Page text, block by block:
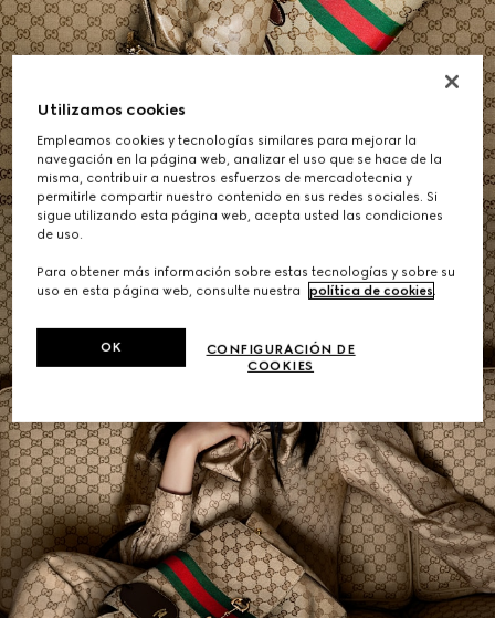
COMPRAR
Utilizamos cookies
Empleamos cookies y tecnologías similares para mejorar la
navegación en la página web, analizar el uso que se hace de la
misma, contribuir a nuestros esfuerzos de mercadotecnia y
permitirle compartir nuestro contenido en sus redes sociales. Si
sigue utilizando esta página web, acepta usted las condiciones
de uso.
Para obtener más información sobre estas tecnologías y sobre su
uso en esta página web, consulte nuestra
política de cookies
CONFIGURACIÓN DE
COOKIES
OK